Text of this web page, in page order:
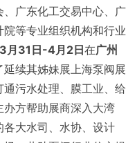
广东化工交易中心、广
等专业组织机构和行业
月31日-4月2日在广州
续其姊妹展上海泵阀展
污水处理、膜工业、给
方帮助展商深入大湾
大水司、水协、设计